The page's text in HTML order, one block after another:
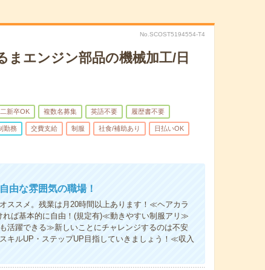
No.SCOST5194554-T4
まエンジン部品の機械加工/日
新卒OK 複数名募集 英語不要 履歴書不要
勤務 交費支給 制服 社食/補助あり 日払いOK
由な雰囲気の職場！
スメ。残業は月20時間以上あります！≪ヘアカラ
ば基本的に自由！(規定有)≪動きやすい制服アリ≫
活躍できる≫新しいことにチャレンジするのは不安
キルUP・ステップUP目指していきましょう！≪収入